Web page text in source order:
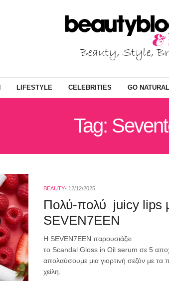
LIFESTYLE CELEBRITIES GO NATURAL
Tag:
BEAUTY 12/12/2025
Πολύ-πολύ juicy lips
SEVEN7EEN
Η SEVEN7EEN παρουσιάζει
το Scandal Gloss in Oil serum σε 5
απολαύσουμε μια γιορτινή σεζόν με τα
χείλη.